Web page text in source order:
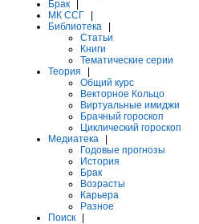
Брак
МК ССГ
Библиотека
Статьи
Книги
Тематические серии
Теория
Общий курс
Векторное Кольцо
Виртуальные имиджи
Брачный гороскоп
Циклический гороскоп
Медиатека
Годовые прогнозы
История
Брак
Возрасты
Карьера
Разное
Поиск